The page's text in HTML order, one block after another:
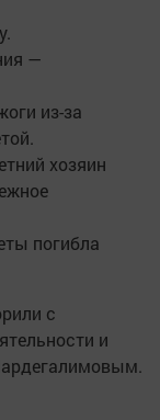
—
из-за
хозяин
погибла
с
и